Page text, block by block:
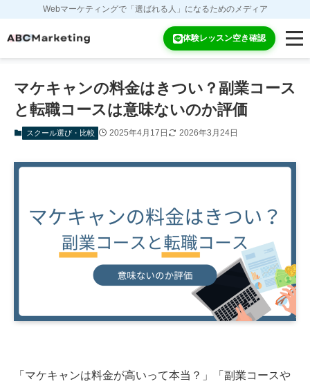
Webマーケティングで「選ばれる人」になるためのメディア
体験レッスン空き確認
マケキャンの料金はきつい？副業コース
と転職コースは意味ないのか評価
スクール選び・比較 2025年4月17日 2026年3月24日
「マケキャンは料金が高いって本当？」「副業コースや